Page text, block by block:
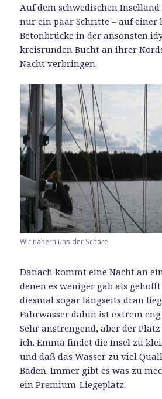
Auf dem schwedischen
nur ein paar Schritte – auf einer
Betonbrücke in der ansonsten
kreisrunden Bucht an ihrer
Nacht verbringen.
Wir nähern uns der Schäre
Danach kommt eine Nacht an
denen es weniger gab als
diesmal sogar längseits dran
Fahrwasser dahin ist extrem
Sehr anstrengend, aber der
ich. Emma findet die Insel zu
und daß das Wasser zu viel
Baden. Immer gibt es was zu
ein Premium-Liegeplatz.